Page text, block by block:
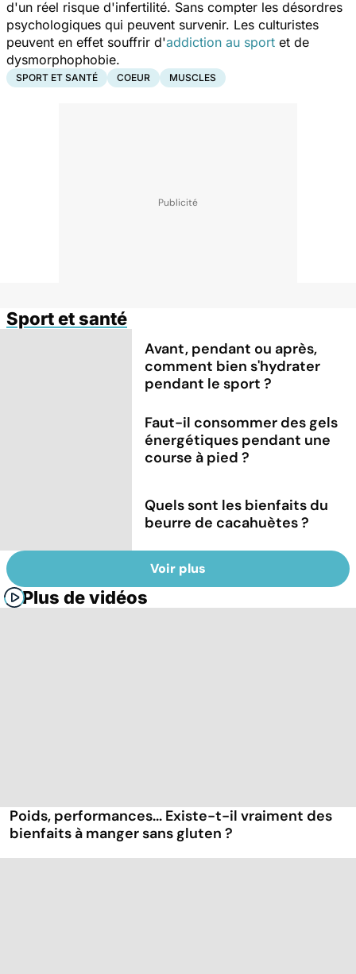
d'un réel risque d'infertilité. Sans compter les désordres
psychologiques qui peuvent survenir. Les culturistes
peuvent en effet souffrir d'addiction au sport et de
dysmorphophobie.
SPORT ET SANTÉ COEUR MUSCLES
Sport et santé
Avant, pendant ou après,
comment bien s'hydrater
pendant le sport ?
Faut-il consommer des gels
énergétiques pendant une
course à pied ?
Quels sont les bienfaits du
beurre de cacahuètes ?
Voir plus
Plus de vidéos
Poids, performances... Existe-t-il vraiment des
bienfaits à manger sans gluten ?